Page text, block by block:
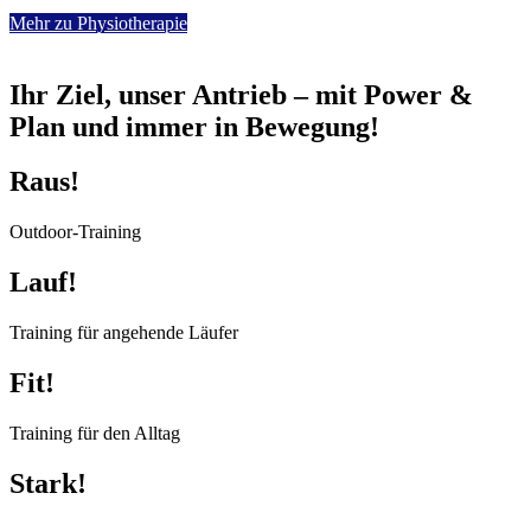
Mehr zu Physiotherapie
Ihr Ziel, unser Antrieb – mit Power &
Plan und immer in Bewegung!
Raus!
Outdoor-Training
Lauf!
Training für angehende Läufer
Fit!
Training für den Alltag
Stark!